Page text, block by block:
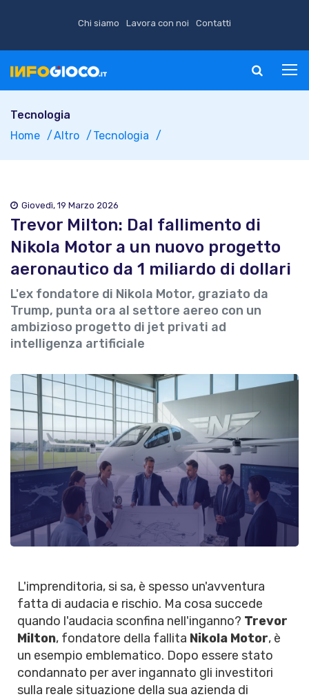
Chi siamo Lavora con noi Contatti
Tecnologia
Home
Altro Tecnologia
Giovedì, 19 Marzo 2026
Trevor Milton: Dal fallimento di
Nikola Motor a un nuovo progetto
aeronautico da 1 miliardo di dollari
L'ex fondatore di Nikola Motor, graziato da
Trump, punta ora al settore aereo con un
ambizioso progetto di jet privati ad
intelligenza artificiale
L'imprenditoria, si sa, è spesso un'avventura
fatta di audacia e rischio. Ma cosa succede
quando l'audacia sconfina nell'inganno? Trevor
Milton, fondatore della fallita Nikola Motor, è
un esempio emblematico. Dopo essere stato
condannato per aver ingannato gli investitori
sulla reale situazione della sua azienda di